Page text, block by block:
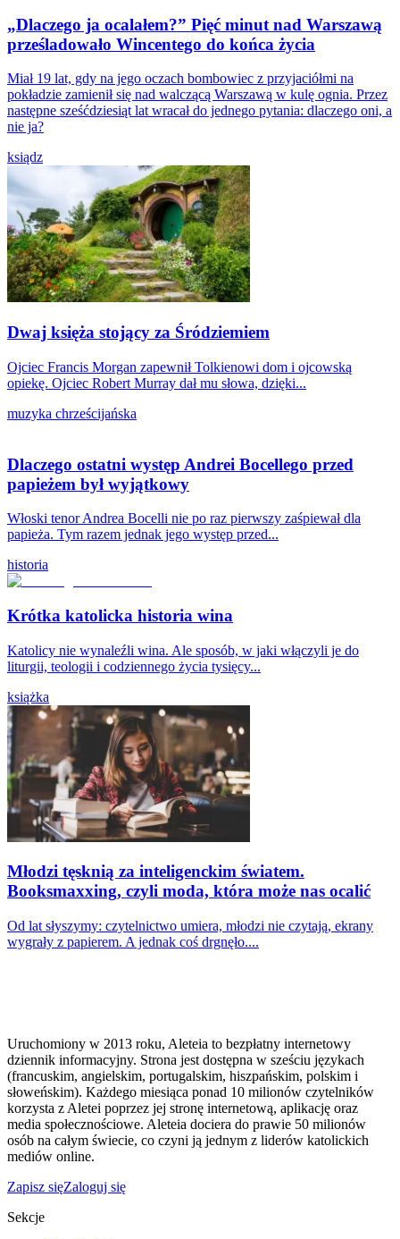
„Dlaczego ja ocalałem?” Pięć minut nad Warszawą
prześladowało Wincentego do końca życia
Miał 19 lat, gdy na jego oczach bombowiec z przyjaciółmi na
pokładzie zamienił się nad walczącą Warszawą w kulę ognia. Przez
następne sześćdziesiąt lat wracał do jednego pytania: dlaczego oni, a
nie ja?
ksiądz
Dwaj księża stojący za Śródziemiem
Ojciec Francis Morgan zapewnił Tolkienowi dom i ojcowską
opiekę. Ojciec Robert Murray dał mu słowa, dzięki...
muzyka chrześcijańska
Dlaczego ostatni występ Andrei Bocellego przed
papieżem był wyjątkowy
Włoski tenor Andrea Bocelli nie po raz pierwszy zaśpiewał dla
papieża. Tym razem jednak jego występ przed...
historia
Krótka katolicka historia wina
Katolicy nie wynaleźli wina. Ale sposób, w jaki włączyli je do
liturgii, teologii i codziennego życia tysięcy...
książka
Młodzi tęsknią za inteligenckim światem.
Booksmaxxing, czyli moda, która może nas ocalić
Od lat słyszymy: czytelnictwo umiera, młodzi nie czytają, ekrany
wygrały z papierem. A jednak coś drgnęło....
Uruchomiony w 2013 roku, Aleteia to bezpłatny internetowy
dziennik informacyjny. Strona jest dostępna w sześciu językach
(francuskim, angielskim, portugalskim, hiszpańskim, polskim i
słoweńskim). Każdego miesiąca ponad 10 milionów czytelników
korzysta z Aletei poprzez jej stronę internetową, aplikację oraz
media społecznościowe. Aleteia dociera do prawie 50 milionów
osób na całym świecie, co czyni ją jednym z liderów katolickich
mediów online.
Zapisz sięZaloguj się
Sekcje